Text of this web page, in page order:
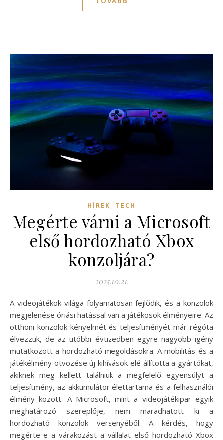
HÍREK, TECH
Megérte várni a Microsoft
első hordozható Xbox
konzoljára?
2025.10.21.
A videojátékok világa folyamatosan fejlődik, és a konzolok
megjelenése óriási hatással van a játékosok élményeire. Az
otthoni konzolok kényelmét és teljesítményét már régóta
élvezzük, de az utóbbi évtizedben egyre nagyobb igény
mutatkozott a hordozható megoldásokra. A mobilitás és a
játékélmény ötvözése új kihívások elé állította a gyártókat,
akiknek meg kellett találniuk a megfelelő egyensúlyt a
teljesítmény, az akkumulátor élettartama és a felhasználói
élmény között. A Microsoft, mint a videojátékipar egyik
meghatározó szereplője, nem maradhatott ki a
hordozható konzolok versenyéből. A kérdés, hogy
megérte-e a várakozást a vállalat első hordozható Xbox